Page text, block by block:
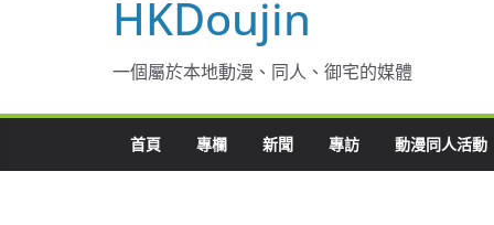
HKDoujin
一個屬於本地動漫、同人、御宅的媒體
首頁 專欄 新聞 專訪 動漫同人活動